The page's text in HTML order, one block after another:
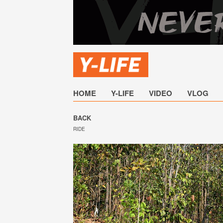
HOME Y-LIFE VIDEO VLOG
BACK
RIDE